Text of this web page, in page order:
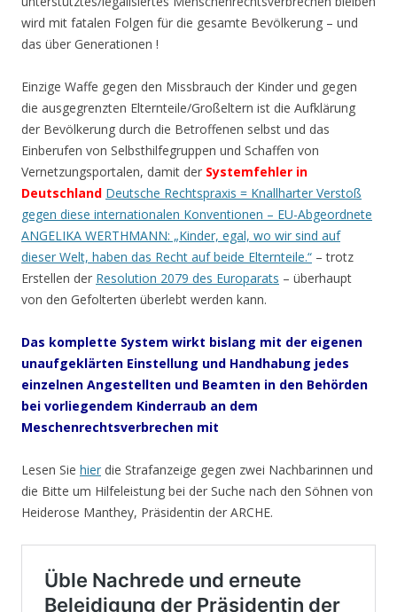
wird mit fatalen Folgen für die gesamte Bevölkerung – und
das über Generationen !
Einzige Waffe gegen den Missbrauch der Kinder und gegen
die ausgegrenzten Elternteile/Großeltern ist die Aufklärung
der Bevölkerung durch die Betroffenen selbst und das
Einberufen von Selbsthilfegruppen und Schaffen von
Vernetzungsportalen, damit der Systemfehler in
Deutschland Deutsche Rechtspraxis = Knallharter Verstoß
gegen diese internationalen Konventionen – EU-Abgeordnete
ANGELIKA WERTHMANN: „Kinder, egal, wo wir sind auf
dieser Welt, haben das Recht auf beide Elternteile.“ – trotz
Erstellen der Resolution 2079 des Europarats – überhaupt
von den Gefolterten überlebt werden kann.
Das komplette System wirkt bislang mit der eigenen
unaufgeklärten Einstellung und Handhabung jedes
einzelnen Angestellten und Beamten in den Behörden
bei vorliegendem Kinderraub an dem
Meschenrechtsverbrechen mit
Lesen Sie hier die Strafanzeige gegen zwei Nachbarinnen und
die Bitte um Hilfeleistung bei der Suche nach den Söhnen von
Heiderose Manthey, Präsidentin der ARCHE.